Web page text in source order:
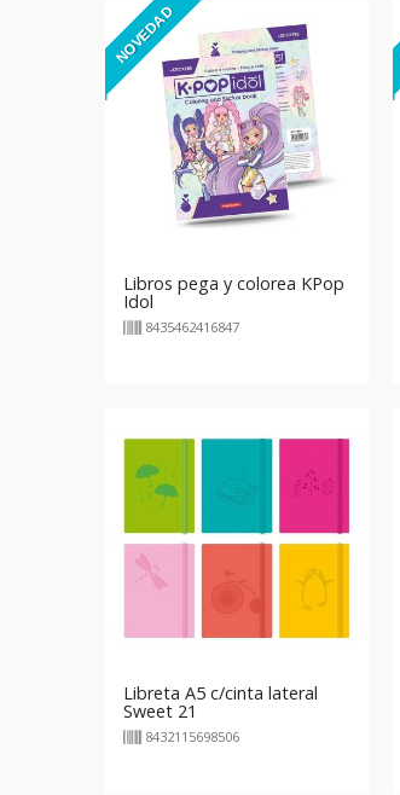
NOVEDAD
Libros pega y colorea KPop
Idol
8435462416847
Libreta A5 c/cinta lateral
Sweet 21
8432115698506